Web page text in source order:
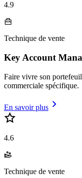
4.9
Technique de vente
Key Account
Faire vivre son
commerciale spécifique.
En savoir plus
4.6
Technique de vente